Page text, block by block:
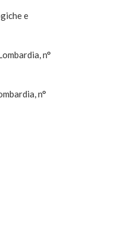
e
n°
n°